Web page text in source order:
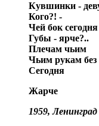
Кувшинки -
Кого?! -
Чей бок
Губы - ярче?..
Плечам чьим
Чьим рукам без
Сегодня
Жарче
1959,